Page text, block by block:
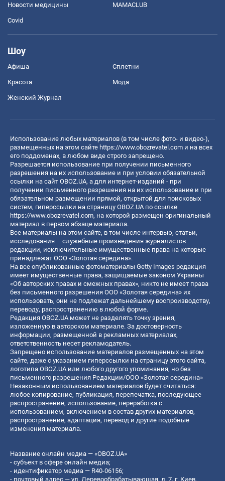
Новости медицины MAMACLUB
Covid
Шоу
Афиша Сплетни
Красота Мода
Женский Журнал
Использование любых материалов (в том числе фото- и видео-),
размещенных на этом сайте https://www.obozrevatel.com и на всех
его поддоменах, в любом виде строго запрещено.
Разрешается использование при получении письменного
разрешения на их использование и при условии обязательной
ссылки на сайт OBOZ.UA, а для интернет-изданий - при
получении письменного разрешения на их использование и при
обязательном размещении прямой, открытой для поисковых
систем, гиперссылки на страницу OBOZ.UA по ссылке
https://www.obozrevatel.com, на которой размещен оригинальный
материал в первом абзаце материала.
Все материалы на этом сайте, в том числе интервью, статьи,
исследования – служебные произведения журналистов
редакции, исключительные имущественные права на которые
принадлежат ООО «Золотая середина».
На все опубликованные фотоматериалы Getty Images редакция
имеет имущественные права, защищаемые законом Украины
«Об авторских правах и смежных правах», никто не имеет права
без письменного разрешения ООО «Золотая середина» их
использовать, они не подлежат дальнейшему воспроизводству,
переводу, распространению в любой форме.
Редакция OBOZ.UA может не разделять точку зрения,
изложенную в авторском материале. За достоверность
информации, размещенной в рекламных материалах,
ответственность несет рекламодатель.
Запрещено использование материалов размещенных на этом
сайте, даже с указанием гиперссылки на страницу этого сайта,
логотипа OBOZ.UA или любого другого упоминания, но без
письменного разрешения Редакции/ООО «Золотая середина»
Незаконным использованием материалов будет считаться:
любое копирование, публикация, перепечатка, последующее
распространение, использование, переработка с
использованием, включением в состав других материалов,
распространение, адаптация, перевод и другие подобные
изменения материала.
Название онлайн медиа — «OBOZ.UA»
- субъект в сфере онлайн медиа;
- идентификатор медиа — R40-06156;
- почтовый адрес — ул. Деревообрабатывающая, д. 7, г. Киев,